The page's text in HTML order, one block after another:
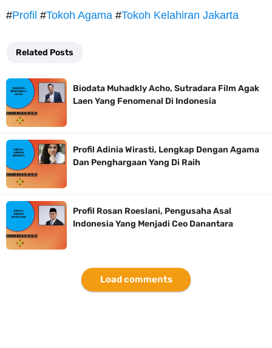
#Profil #Tokoh Agama #Tokoh Kelahiran Jakarta
Related Posts
Biodata Muhadkly Acho, Sutradara Film Agak
Laen Yang Fenomenal Di Indonesia
Profil Adinia Wirasti, Lengkap Dengan Agama
Dan Penghargaan Yang Di Raih
Profil Rosan Roeslani, Pengusaha Asal
Indonesia Yang Menjadi Ceo Danantara
Load comments